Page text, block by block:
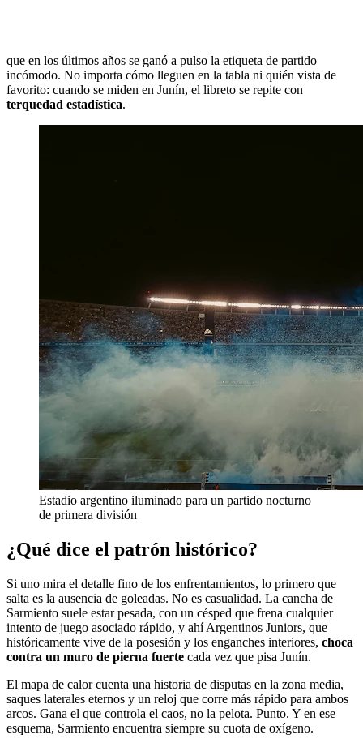
que en los últimos años se ganó a pulso la etiqueta de partido
incómodo. No importa cómo lleguen en la tabla ni quién vista de
favorito: cuando se miden en Junín, el libreto se repite con
terquedad estadística.
Estadio argentino iluminado para un partido nocturno
de primera división
¿Qué dice el patrón histórico?
Si uno mira el detalle fino de los enfrentamientos, lo primero que
salta es la ausencia de goleadas. No es casualidad. La cancha de
Sarmiento suele estar pesada, con un césped que frena cualquier
intento de juego asociado rápido, y ahí Argentinos Juniors, que
históricamente vive de la posesión y los enganches interiores, choca
contra un muro de pierna fuerte cada vez que pisa Junín.
El mapa de calor cuenta una historia de disputas en la zona media,
saques laterales eternos y un reloj que corre más rápido para ambos
arcos. Gana el que controla el caos, no la pelota. Punto. Y en ese
esquema, Sarmiento encuentra siempre su cuota de oxígeno.